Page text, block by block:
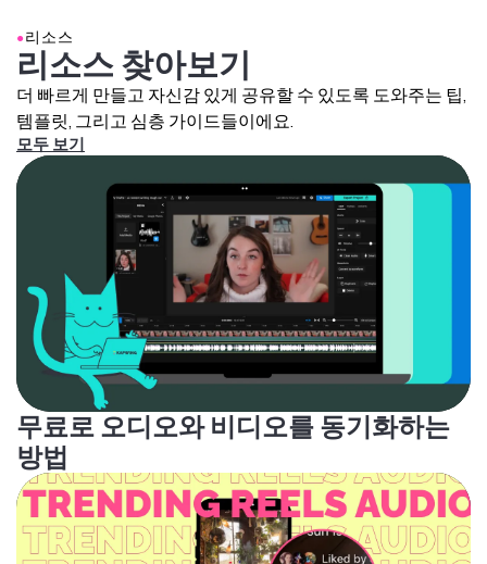
●리소스
리소스 찾아보기
더 빠르게 만들고 자신감 있게 공유할 수 있도록 도와주는 팁,
템플릿, 그리고 심층 가이드들이에요.
모두 보기
무료로 오디오와 비디오를 동기화하는
방법